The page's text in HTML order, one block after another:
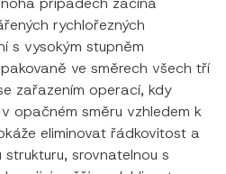
rychlořezných
s vysokým stupněm
ve směrech všech tří
zařazením operací, kdy
opačném směru vzhledem k
eliminovat řádkovitost a
strukturu, srovnatelnou s